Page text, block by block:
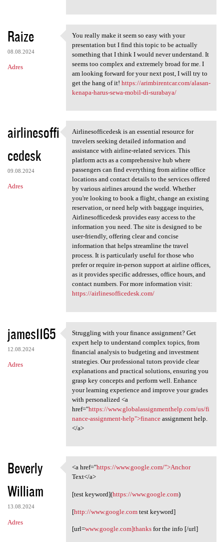
Raize
08.08.2024
Adres
You really make it seem so
You really make it seem so easy with your
presentation but I find this topic to be actually
something that I think I would never understand. It
seems too complex and extremely broad for me. I
am looking forward for your next post, I will try to
get the hang of it! https://arimbirentcar.com/alasan-
kenapa-harus-sewa-mobil-di-surabaya/
airlinesoffi
cedesk
09.08.2024
Adres
Airlinesofficedesk is an
Airlinesofficedesk is an essential resource for
travelers seeking detailed information and
assistance with airline-related services. This
platform acts as a comprehensive hub where
passengers can find everything from airline office
locations and contact details to the services offered
by various airlines around the world. Whether
you're looking to book a flight, change an existing
reservation, or need help with baggage inquiries,
Airlinesofficedesk provides easy access to the
information you need. The site is designed to be
user-friendly, offering clear and concise
information that helps streamline the travel
process. It is particularly useful for those who
prefer or require in-person support at airline offices,
as it provides specific addresses, office hours, and
contact numbers. For more information visit:
https://airlinesofficedesk.com/
james1165
12.08.2024
Adres
Struggling with your finance
Struggling with your finance assignment? Get
expert help to understand complex topics, from
financial analysis to budgeting and investment
strategies. Our professional tutors provide clear
explanations and practical solutions, ensuring you
grasp key concepts and perform well. Enhance
your learning experience and improve your grades
with personalized <a
href="https://www.globalassignmenthelp.com/us/fi
nance-assignment-help">financeassignment help.
</a>
Beverly
William
13.08.2024
Adres
<a href="https://www.google
<a href="https://www.google.com/">Anchor
Text</a>
[test keyword](https://www.google.com)
[http://www.google.comtest keyword]
[url=www.google.com]thanksfor the info [/url]